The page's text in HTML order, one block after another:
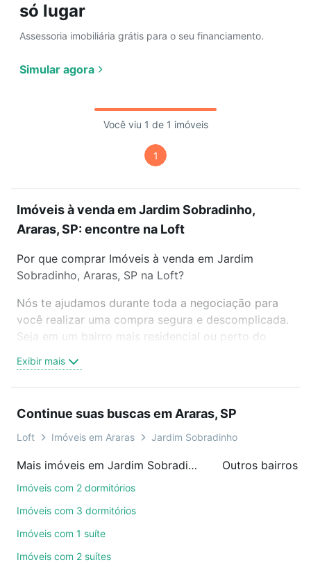
só lugar
Assessoria imobiliária grátis para o seu financiamento.
Simular agora
Você viu 1 de 1 imóveis
1
Imóveis à venda em Jardim Sobradinho,
Araras, SP: encontre na Loft
Por que comprar Imóveis à venda em Jardim
Sobradinho, Araras, SP na Loft?
Nós te ajudamos durante toda a negociação para
você realizar uma compra segura e descomplicada.
Seja em um bairro mais residencial ou perto do
oferta ideal de Imóveis à venda em Jardim
Sobradinho, Araras, SP para conquistar seu sonho.
é grátis, sem compromisso e você ainda conta com
mais de 46 mil corretores e imobiliárias te ajudando
Como escolher um imóvel?
Use barra de busca no topo para pesquisar por
também pode usar os filtros como quantidade de
quartos, suítes, com ou sem vaga de garagem para
Exibir mais
Continue suas buscas em Araras, SP
Loft Imóveis em Araras Jardim Sobradinho
Mais imóveis em Jardim Sobradinho
Imóveis com 2 dormitórios
Imóveis com 3 dormitórios
Imóveis com 1 suíte
Imóveis com 2 suítes
Outros bairros